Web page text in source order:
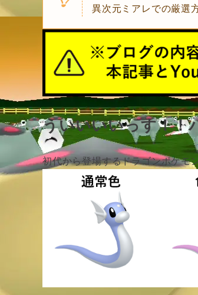
異次元ミアレでの厳選
ういいいいっす！
初代から登場するドラゴンポケモ